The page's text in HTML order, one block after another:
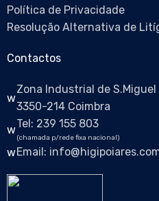
Política de Privacidade
Resolução Alternativa de
Contactos
Zona Industrial de S.Miguel
3350-214 Coimbra
Tel: 239 155 803
(chamada p/rede fixa nacional)
Email: